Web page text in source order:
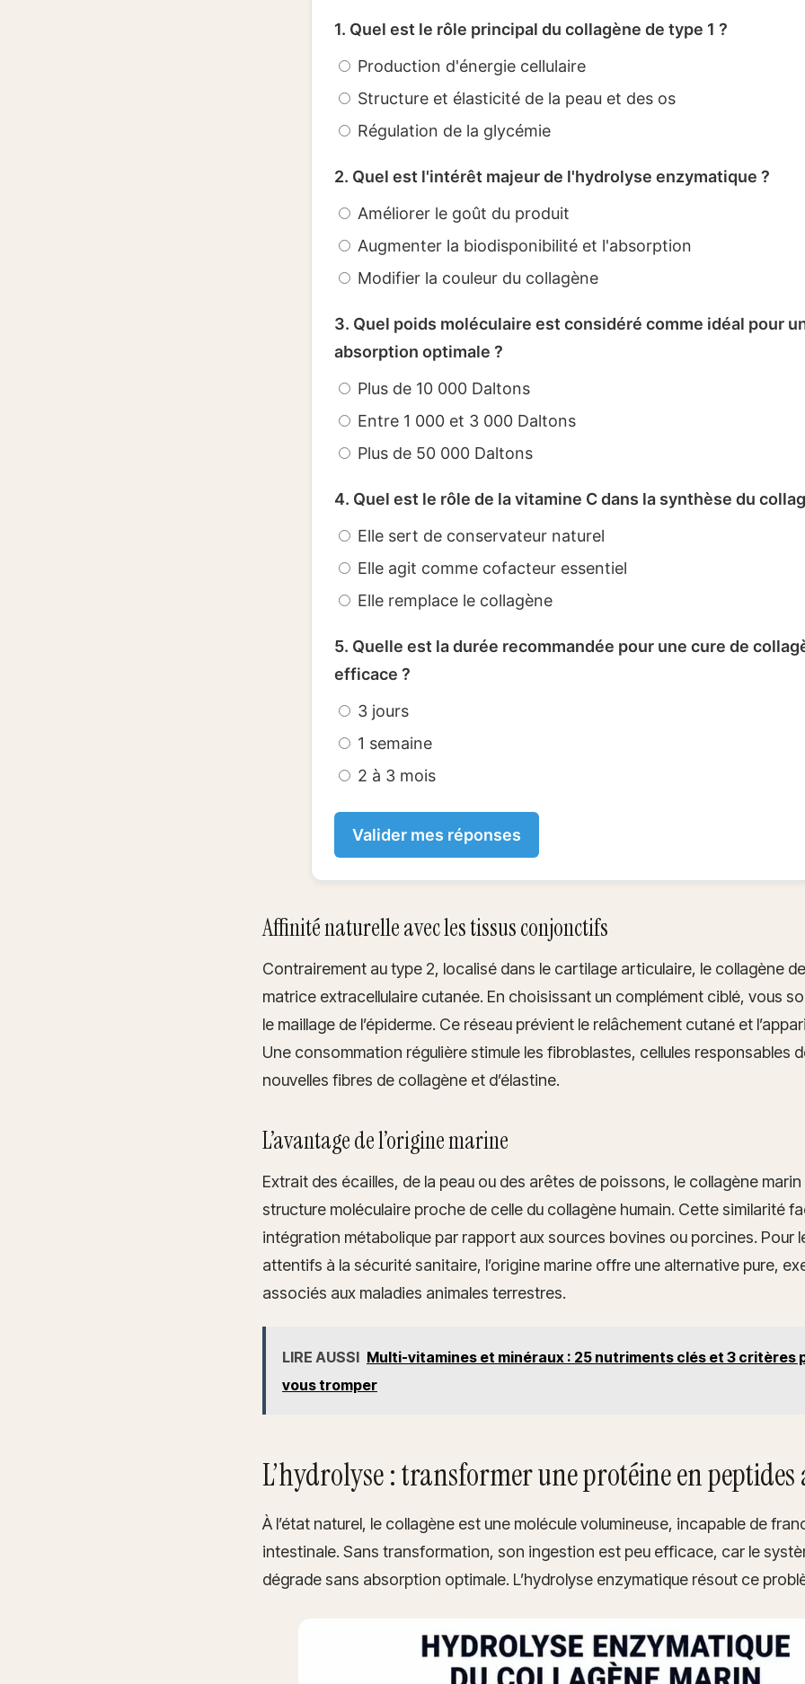
1. Quel est le rôle principal du collagène de type 1 ?
Production d'énergie cellulaire
Structure et élasticité de la peau et des os
Régulation de la glycémie
2. Quel est l'intérêt majeur de l'hydrolyse enzymatique ?
Améliorer le goût du produit
Augmenter la biodisponibilité et l'absorption
Modifier la couleur du collagène
3. Quel poids moléculaire est considéré comme idéal pour
absorption optimale ?
Plus de 10 000 Daltons
Entre 1 000 et 3 000 Daltons
Plus de 50 000 Daltons
4. Quel est le rôle de la vitamine C dans la synthèse du
Elle sert de conservateur naturel
Elle agit comme cofacteur essentiel
Elle remplace le collagène
5. Quelle est la durée recommandée pour une cure de
efficace ?
3 jours
1 semaine
2 à 3 mois
Valider mes réponses
Affinité naturelle avec les tissus conjonctifs
Contrairement au type 2, localisé dans le cartilage articulaire, le collagène
matrice extracellulaire cutanée. En choisissant un complément ciblé, vous
le maillage de l’épiderme. Ce réseau prévient le relâchement cutané et
Une consommation régulière stimule les fibroblastes, cellules responsables
nouvelles fibres de collagène et d’élastine.
L’avantage de l’origine marine
Extrait des écailles, de la peau ou des arêtes de poissons, le collagène
structure moléculaire proche de celle du collagène humain. Cette similarité
intégration métabolique par rapport aux sources bovines ou porcines. Pour
attentifs à la sécurité sanitaire, l’origine marine offre une alternative pure,
associés aux maladies animales terrestres.
LIRE AUSSI Multi-vitamines et minéraux : 25 nutriments clés et 3 critères
vous tromper
L’hydrolyse : transformer une protéine en peptides
À l’état naturel, le collagène est une molécule volumineuse, incapable de
intestinale. Sans transformation, son ingestion est peu efficace, car le
dégrade sans absorption optimale. L’hydrolyse enzymatique résout ce